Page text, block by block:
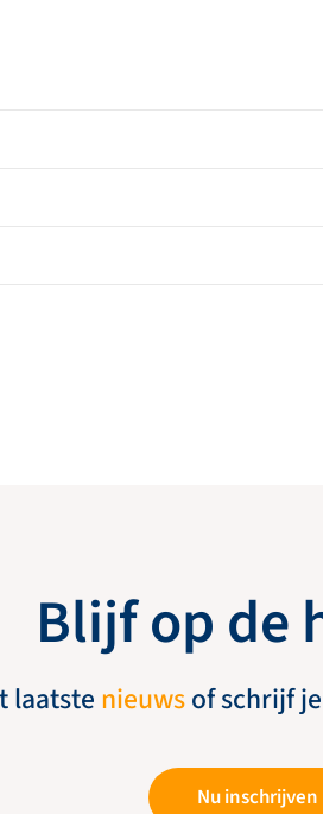
Blijf op de
laatste nieuwsof schrijf
Nu inschrijven